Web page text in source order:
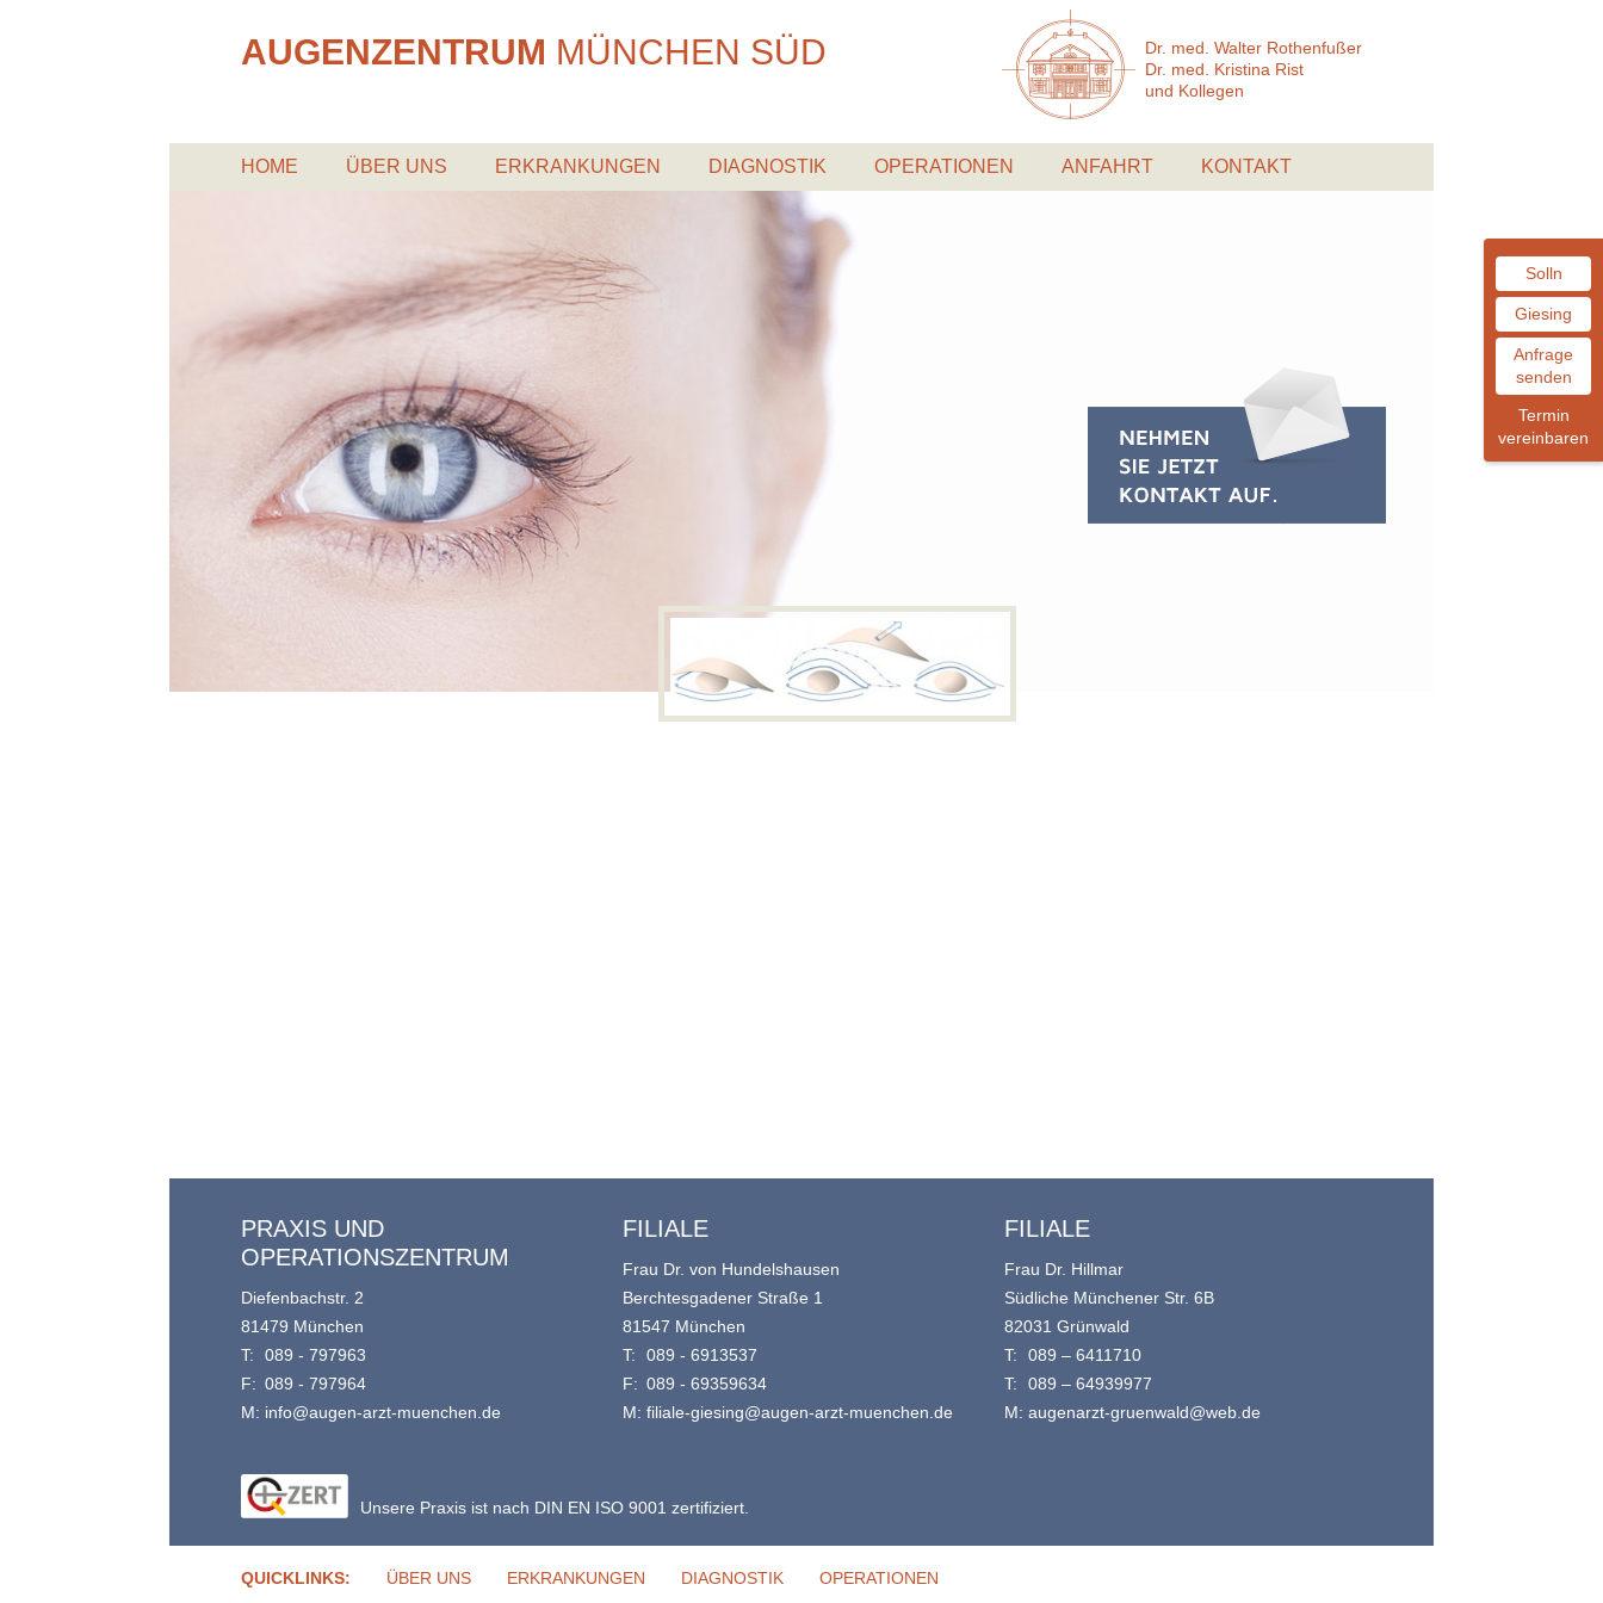
AUGENZENTRUM MÜNCHEN SÜD
Dr. med. Walter Rothenfußer
Dr. med. Kristina Rist
und Kollegen
HOME ÜBER UNS ERKRANKUNGEN DIAGNOSTIK OPERATIONEN ANFAHRT KONTAKT
Solln
Giesing
Anfrage
senden
Termin
vereinbaren
PRAXIS UND
OPERATIONSZENTRUM
Diefenbachstr. 2
81479 München
T:
089 - 797963
F: 089 - 797964
M: info@augen-arzt-muenchen.de
FILIALE
Frau Dr. von Hundelshausen
Berchtesgadener Straße 1
81547 München
T:
089 - 6913537
F: 089 - 69359634
M: filiale-giesing@augen-arzt-muenchen.de
FILIALE
Frau Dr. Hillmar
Südliche Münchener Str. 6B
82031 Grünwald
T:
089 – 6411710
T:
089 – 64939977
M: augenarzt-gruenwald@web.de
Unsere Praxis ist nach DIN EN ISO 9001 zertifiziert.
QUICKLINKS: ÜBER UNS ERKRANKUNGEN DIAGNOSTIK OPERATIONEN